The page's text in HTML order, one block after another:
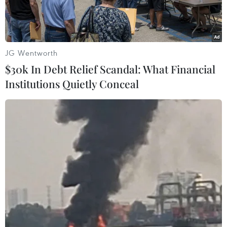
là Ma Quang T (sinh năm 1991) đều bất tỉnh, nằm
trên nền đất ẩm và được xác định đã tử vong.
Hiện trường vụ việc. (Nguồn: Công an nhân dân)
JG Wentworth
$30k In Debt Relief Scandal: What Financial
Institutions Quietly Conceal